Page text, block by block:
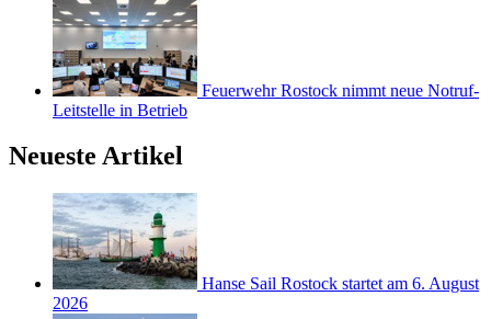
Feuerwehr Rostock nimmt neue Notruf-
Leitstelle in Betrieb
Neueste Artikel
Hanse Sail Rostock startet am 6. August
2026